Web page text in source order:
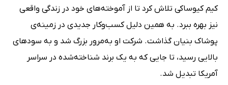
کیم کیوساکی تلاش کرد تا از آموخته‌های خود در زندگی واقعی
نیز بهره ببرد. به همین دلیل کسب‌وکار جدیدی در زمینه‌ی
پوشاک بنیان گذاشت. شرکت او به‌مرور بزرگ شد و به سودهای
بالایی رسید، تا جایی که به یک برند شناخته‌شده در سراسر
آمریکا تبدیل شد.